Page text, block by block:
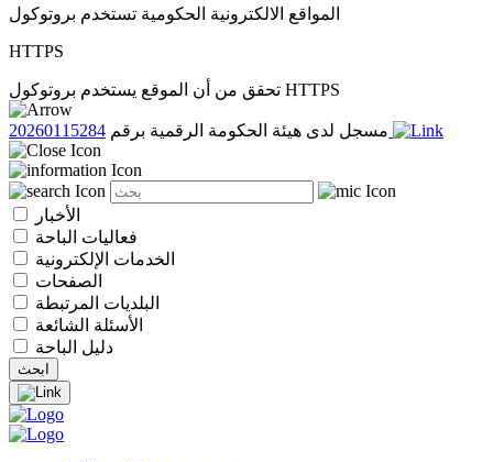
المواقع الالكترونية الحكومية تستخدم بروتوكول
HTTPS
تحقق من أن الموقع يستخدم بروتوكول HTTPS
مسجل لدى هيئة الحكومة الرقمية برقم
الأخبار
فعاليات الباحة
الخدمات الإلكترونية
الصفحات
البلديات المرتبطة
الأسئلة الشائعة
دليل الباحة